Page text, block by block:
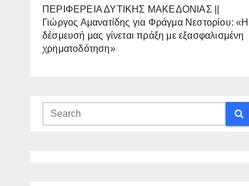
ΠΕΡΙΦΕΡΕΙΑ ΔΥΤΙΚΗΣ ΜΑΚΕΔΟΝΙΑΣ ||
Γιώργος Αμανατίδης για Φράγμα Νεστορίου: «Η
δέσμευσή μας γίνεται πράξη με εξασφαλισμένη
χρηματοδότηση»